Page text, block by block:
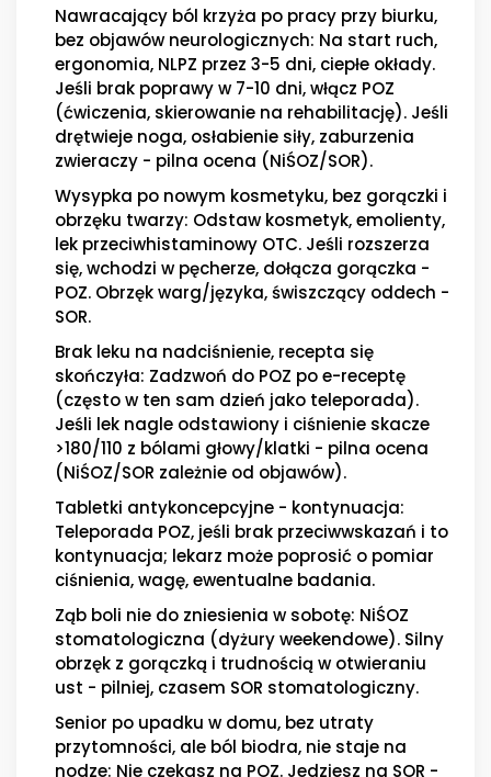
Nawracający ból krzyża po pracy przy biurku,
bez objawów neurologicznych: Na start ruch,
ergonomia, NLPZ przez 3-5 dni, ciepłe okłady.
Jeśli brak poprawy w 7-10 dni, włącz POZ
(ćwiczenia, skierowanie na rehabilitację). Jeśli
drętwieje noga, osłabienie siły, zaburzenia
zwieraczy - pilna ocena (NiŚOZ/SOR).
Wysypka po nowym kosmetyku, bez gorączki i
obrzęku twarzy: Odstaw kosmetyk, emolienty,
lek przeciwhistaminowy OTC. Jeśli rozszerza
się, wchodzi w pęcherze, dołącza gorączka -
POZ. Obrzęk warg/języka, świszczący oddech -
SOR.
Brak leku na nadciśnienie, recepta się
skończyła: Zadzwoń do POZ po e-receptę
(często w ten sam dzień jako teleporada).
Jeśli lek nagle odstawiony i ciśnienie skacze
>180/110 z bólami głowy/klatki - pilna ocena
(NiŚOZ/SOR zależnie od objawów).
Tabletki antykoncepcyjne - kontynuacja:
Teleporada POZ, jeśli brak przeciwwskazań i to
kontynuacja; lekarz może poprosić o pomiar
ciśnienia, wagę, ewentualne badania.
Ząb boli nie do zniesienia w sobotę: NiŚOZ
stomatologiczna (dyżury weekendowe). Silny
obrzęk z gorączką i trudnością w otwieraniu
ust - pilniej, czasem SOR stomatologiczny.
Senior po upadku w domu, bez utraty
przytomności, ale ból biodra, nie staje na
nodze: Nie czekasz na POZ. Jedziesz na SOR -